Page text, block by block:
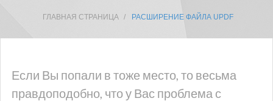
ГЛАВНАЯ СТРАНИЦА РАСШИРЕНИЕ ФАЙЛА UPDF
Если Вы попали в тоже место, то весьма
правдоподобно, что у Вас проблема с